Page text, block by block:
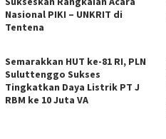
Nasional PIKI – UNKRIT di
Tentena
Semarakkan HUT ke-81 RI, PLN
Suluttenggo Sukses
Tingkatkan Daya Listrik PT J
RBM ke 10 Juta VA